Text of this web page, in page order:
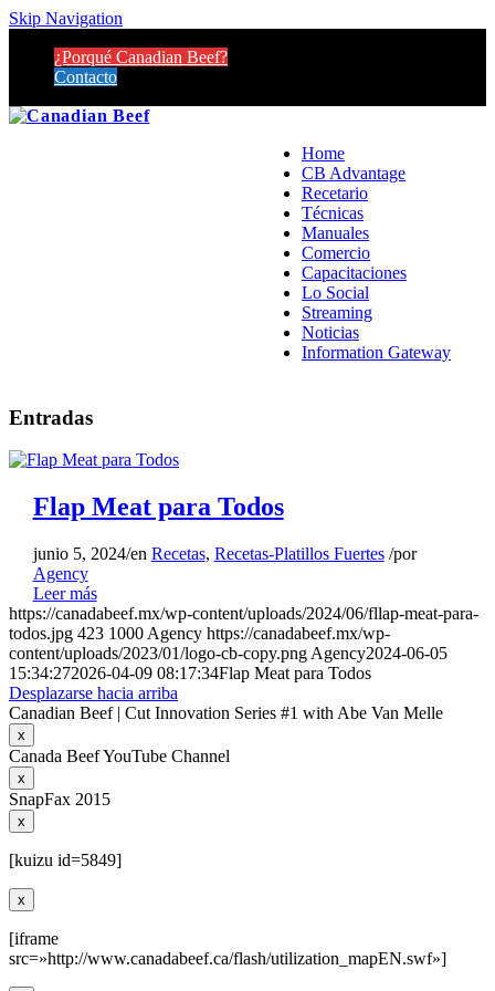
Skip Navigation
¿Porqué Canadian Beef?
Contacto
Home
CB Advantage
Recetario
Técnicas
Manuales
Comercio
Capacitaciones
Lo Social
Streaming
Noticias
Information Gateway
Entradas
Flap Meat para Todos
junio 5, 2024/en Recetas, Recetas-Platillos Fuertes /por
Agency
Leer más
https://canadabeef.mx/wp-content/uploads/2024/06/fllap-meat-para-
todos.jpg 423 1000 Agency https://canadabeef.mx/wp-
content/uploads/2023/01/logo-cb-copy.png Agency2024-06-05
15:34:272026-04-09 08:17:34Flap Meat para Todos
Desplazarse hacia arriba
Canadian Beef | Cut Innovation Series #1 with Abe Van Melle
x
Canada Beef YouTube Channel
x
SnapFax 2015
x
[kuizu id=5849]
x
[iframe
src=»http://www.canadabeef.ca/flash/utilization_mapEN.swf»]